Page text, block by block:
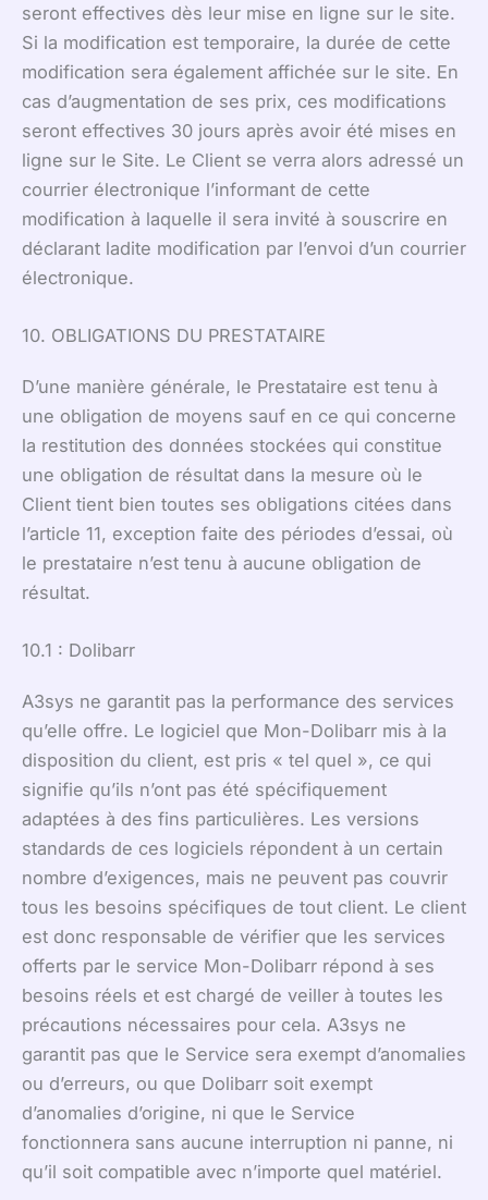
seront effectives dès leur mise en ligne sur le site.
Si la modification est temporaire, la durée de cette
modification sera également affichée sur le site. En
cas d’augmentation de ses prix, ces modifications
seront effectives 30 jours après avoir été mises en
ligne sur le Site. Le Client se verra alors adressé un
courrier électronique l’informant de cette
modification à laquelle il sera invité à souscrire en
déclarant ladite modification par l’envoi d’un courrier
électronique.
10. OBLIGATIONS DU PRESTATAIRE
D’une manière générale, le Prestataire est tenu à
une obligation de moyens sauf en ce qui concerne
la restitution des données stockées qui constitue
une obligation de résultat dans la mesure où le
Client tient bien toutes ses obligations citées dans
l’article 11, exception faite des périodes d’essai, où
le prestataire n’est tenu à aucune obligation de
résultat.
10.1 : Dolibarr
A3sys ne garantit pas la performance des services
qu’elle offre. Le logiciel que Mon-Dolibarr mis à la
disposition du client, est pris « tel quel », ce qui
signifie qu’ils n’ont pas été spécifiquement
adaptées à des fins particulières. Les versions
standards de ces logiciels répondent à un certain
nombre d’exigences, mais ne peuvent pas couvrir
tous les besoins spécifiques de tout client. Le client
est donc responsable de vérifier que les services
offerts par le service Mon-Dolibarr répond à ses
besoins réels et est chargé de veiller à toutes les
précautions nécessaires pour cela. A3sys ne
garantit pas que le Service sera exempt d’anomalies
ou d’erreurs, ou que Dolibarr soit exempt
d’anomalies d’origine, ni que le Service
fonctionnera sans aucune interruption ni panne, ni
qu’il soit compatible avec n’importe quel matériel.